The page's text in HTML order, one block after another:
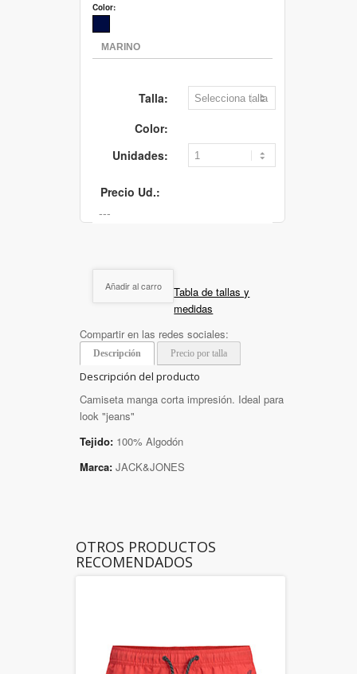
Color:
Talla:
Color:
Unidades:
Precio Ud.:
Añadir al carro
Tabla de tallas y
medidas
Compartir en las redes sociales:
Descripción Precio por talla
Descripción del producto
Camiseta manga corta impresión. Ideal para
look "jeans"
Tejido: 100% Algodón
Marca: JACK&JONES
OTROS PRODUCTOS
RECOMENDADOS